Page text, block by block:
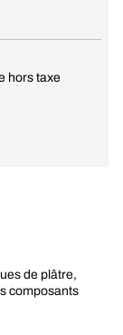
hors taxe
de plâtre,
composants